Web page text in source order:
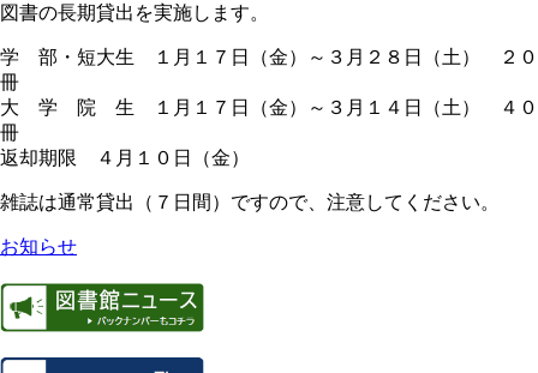
図書の長期貸出を実施します。
学 部・短大生 １月１７日（金）～３月２８日（土） ２０
冊
大 学 院 生 １月１７日（金）～３月１４日（土） ４０
冊
返却期限 ４月１０日（金）
雑誌は通常貸出（７日間）ですので、注意してください。
お知らせ